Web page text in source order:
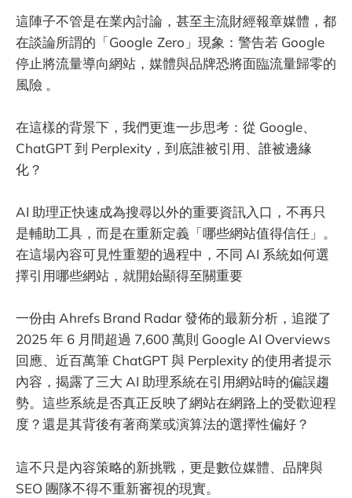
這陣子不管是在業內討論，甚至主流財經報章媒體，都
在談論所謂的「Google Zero」現象：警告若 Google
停止將流量導向網站，媒體與品牌恐將面臨流量歸零的
風險 。
在這樣的背景下，我們更進一步思考：從 Google、
ChatGPT 到 Perplexity，到底誰被引用、誰被邊緣
化？
AI 助理正快速成為搜尋以外的重要資訊入口，不再只
是輔助工具，而是在重新定義「哪些網站值得信任」。
在這場內容可見性重塑的過程中，不同 AI 系統如何選
擇引用哪些網站，就開始顯得至關重要
一份由 Ahrefs Brand Radar 發佈的最新分析，追蹤了
2025 年 6 月間超過 7,600 萬則 Google AI Overviews
回應、近百萬筆 ChatGPT 與 Perplexity 的使用者提示
內容，揭露了三大 AI 助理系統在引用網站時的偏誤趨
勢。這些系統是否真正反映了網站在網路上的受歡迎程
度？還是其背後有著商業或演算法的選擇性偏好？
這不只是內容策略的新挑戰，更是數位媒體、品牌與
SEO 團隊不得不重新審視的現實。